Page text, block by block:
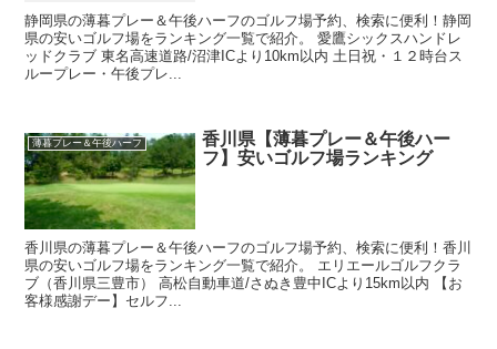
静岡県の薄暮プレー＆午後ハーフのゴルフ場予約、検索に便利！静岡
県の安いゴルフ場をランキング一覧で紹介。 愛鷹シックスハンドレ
ッドクラブ 東名高速道路/沼津ICより10km以内 土日祝・１２時台ス
ループレー・午後プレ...
薄暮プレー＆午後ハーフ
香川県【薄暮プレー＆午後ハー
フ】安いゴルフ場ランキング
香川県の薄暮プレー＆午後ハーフのゴルフ場予約、検索に便利！香川
県の安いゴルフ場をランキング一覧で紹介。 エリエールゴルフクラ
ブ（香川県三豊市） 高松自動車道/さぬき豊中ICより15km以内 【お
客様感謝デー】セルフ...